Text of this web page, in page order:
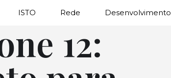
ISTO Rede Desenvolvimento
12: